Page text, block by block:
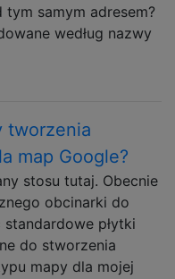
samym adresem?
według nazwy
tworzenia
map Google?
stosu tutaj. Obecnie
obcinarki do
płytki
do stworzenia
mapy dla mojej